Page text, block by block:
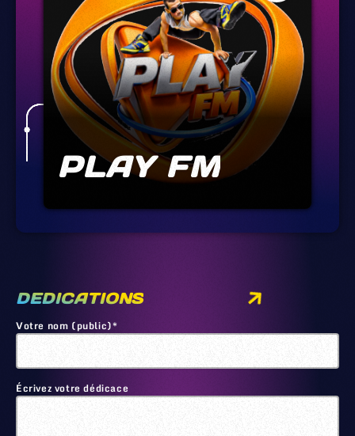
PLAY FM
DEDICATIONS
Votre nom (public)*
Écrivez votre dédicace